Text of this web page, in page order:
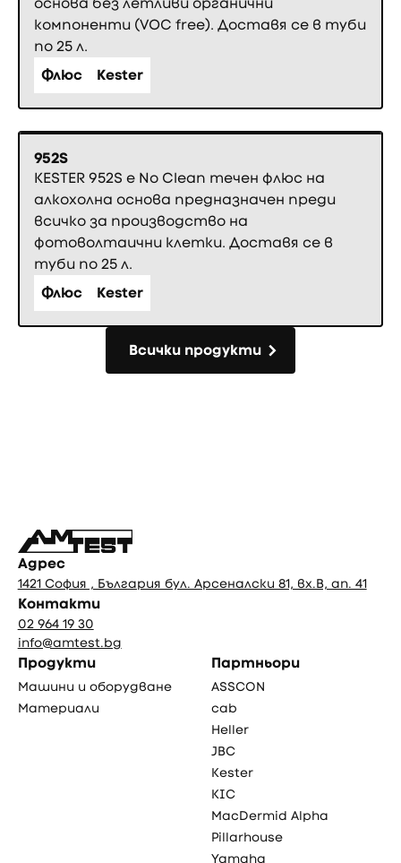
компоненти (VOC free). Доставя се в туби
по 25 л.
Флюс
Kester
952S
KESTER 952S е No Clean течен флюс на
алкохолна основа предназначен преди
всичко за производство на
фотоволтаични клетки. Доставя се в
туби по 25 л.
Флюс
Kester
Всички продукти
Адрес
1421 София , България бул. Арсеналски 81, вх.В, ап. 41
Контакти
02 964 19 30
info@amtest.bg
Продукти
Машини и оборудване
Материали
Партньори
ASSCON
cab
Heller
JBC
Kester
KIC
MacDermid Alpha
Pillarhouse
Yamaha